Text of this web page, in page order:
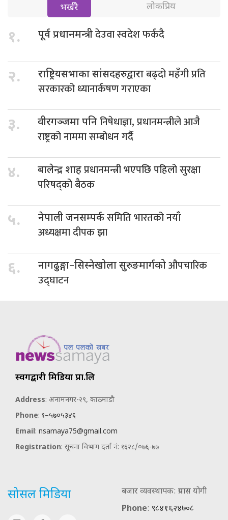
भर्खरै लोकप्रिय
१. पूर्व प्रधानमन्त्रीदेउवा स्वदेश फर्कदै
२. राष्ट्रियसभाका सांसदहरुद्वाराबढ्दो महँगी प्रति
सरकारको ध्यानार्कषण गराएका
३. वीरगञ्जमा पनिनिषेधाज्ञा, प्रधानमन्त्रीले आजै
राष्ट्रको नाममा सम्बोधन गर्दै
४. बालेन्द्र शाहप्रधानमन्त्री भएपछि पहिलो सुरक्षा
परिषद्को बैठक
५. नेपाली जनसम्पर्कसमिति भारतको नयाँ
अध्यक्षमा दीपक झा
६. नागढुङ्गा–सिस्नेखोला सुरुङमार्गकोऔपचारिक
उद्घाटन
स्वर्गद्वारी मिडिया प्रा.लि
Address: अनामनगर-२९, काठमाडौ
Phone: १–५७०५३४६
Email: nsamaya75@gmail.com
Registration: सूचना विभाग दर्ता नं: १६२८/०७६-७७
सोसल मिडिया
बजार व्यवस्थापक: प्रयास योगी
Phone: ९८४१६२४७०८